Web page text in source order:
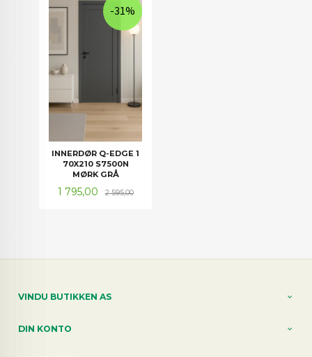
INNERDØR Q-EDGE 1
70X210 S7500N
MØRK GRÅ
Tilbud
1 795,00 2 595,00Rabatt
-31%
VINDU BUTIKKEN AS
DIN KONTO